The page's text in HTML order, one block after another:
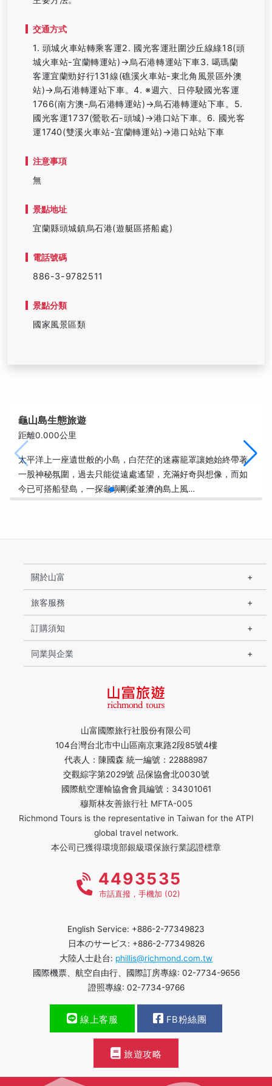
交通方式
1. 頭城火車站轉乘客運2. 國光客運壯圍沙丘線綠18(頭
城火車站-宜蘭轉運站)→烏石港轉運站下車3. 噶瑪蘭
客運宜蘭勁好行131線(礁溪火車站-東北角風景區外澳
站)→烏石港轉運站下車。4. ※週六、日停駛國光客運
1766(南方澳-烏石港轉運站)→烏石港轉運站下車。5.
國光客運1737(鶯歌石-頭城)→港口站下車。6. 國光客
運1740(雙溪火車站-宜蘭轉運站)→港口站站下車
注意事項
無
景點地址
宜蘭縣頭城鎮烏石港(遊艇區搭船處)
電話號碼
886-3-9782511
景點分類
國家風景區類
龜山島生態旅遊
距離0.000公里
太平洋上一座遺世般的小島，白茫茫的迷霧籠罩讓她始終帶著
一股神秘氛圍，過去只能從遠處遙望，充滿好奇與想像，而如
今已可搭船登島，一探龜嶼剛柔並濟的島上風…
山富國際旅行社股份有限公司
104台灣台北市中山區南京東路2段85號4樓
代表人：陳國森 統一編號：22888987
交觀綜字第2029號 品保協會北0030號
國際航空運輸協會會員編號：34301061
穆斯林友善旅行社 MFTA-005
Richmond Tours is the representative in Taiwan for the ATPI
global travel network.
本公司已獲得環境部銀級環保旅行業認證標章
關於山富
旅客服務
訂購須知
同業與企業
4493535
市話直撥，手機加 (02)
English Service: +886-2-77349823
日本のサービス: +886-2-77349826
大陸人士赴台: phillis@richmond.com.tw
國際機票、航空自由行、國際訂房專線: 02-7734-9656
證照專線: 02-7734-9766
線上客服 FB粉絲團
旅遊攻略